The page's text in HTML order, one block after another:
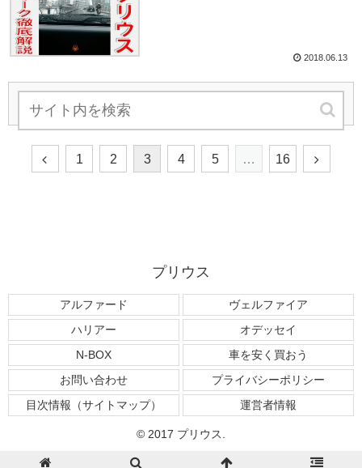
2018.06.13
1 2 3 4 5 … 16
プリウス
アルファード
ヴェルファイア
ハリアー
オデッセイ
N-BOX
車を安く買おう
お問い合わせ
プライバシーポリシー
目次情報（サイトマップ）
運営者情報
© 2017 プリウス.